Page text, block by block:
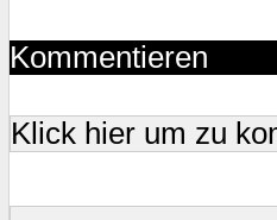
Kommentieren
Klick hier um zu